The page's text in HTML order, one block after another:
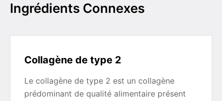
Ingrédients Connexes
Collagène de type 2
Le collagène de type 2 est un collagène
prédominant de qualité alimentaire présent